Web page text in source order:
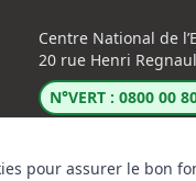
pour assurer le bon
Centre National de
20 rue Henri
N°VERT : 0800 00